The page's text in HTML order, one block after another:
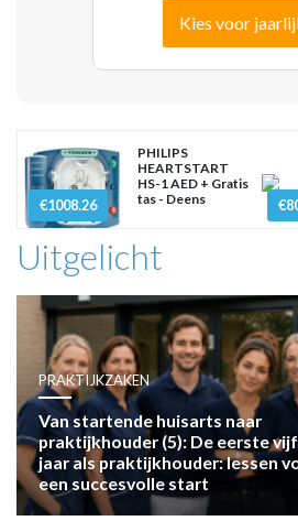
Kies voor
€1008.26
PHILIPS
HEARTSTART
HS-1 AED + Gratis
tas - Deens
Uitgelicht
PRAKTIJKZAKEN
Van startende huisarts naar
praktijkhouder (5): De eerste vijf
jaar als praktijkhouder: lessen
een succesvolle start